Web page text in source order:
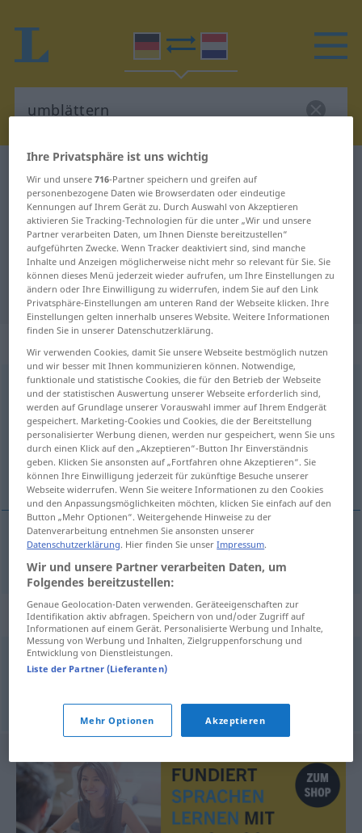
Deutsch-Niederländisch
Übersetzung für "umblättern"
"umblättern" Niederländisch
Übersetzung
„umblättern“
umblättern
Übersicht aller Übersetzungen
(Für mehr Details die Übersetzung anklicken/antippen)
omslaan, ombladeren
omslaan umblättern
Synonyme für "umblättern"
umschlagen
© OpenThesaurus.de
Ihre Privatsphäre ist uns wichtig
Wir und unsere716-Partner speichern und greifen auf
personenbezogene Daten wie Browserdaten oder eindeutige
Kennungen auf Ihrem Gerät zu. Durch Auswahl von Akzeptieren
aktivieren Sie Tracking-Technologien für die unter „Wir und unsere
Partner verarbeiten Daten, um Ihnen Dienste bereitzustellen“
aufgeführten Zwecke. Wenn Tracker deaktiviert sind, sind manche
Inhalte und Anzeigen möglicherweise nicht mehr so relevant für Sie. Sie
können dieses Menü jederzeit wieder aufrufen, um Ihre Einstellungen zu
ändern oder Ihre Einwilligung zu widerrufen, indem Sie auf den Link
Privatsphäre-Einstellungen am unteren Rand der Webseite klicken. Ihre
Einstellungen gelten innerhalb unseres Website. Weitere Informationen
finden Sie in unserer Datenschutzerklärung.
Wir verwenden Cookies, damit Sie unsere Webseite bestmöglich nutzen
und wir besser mit Ihnen kommunizieren können. Notwendige,
funktionale und statistische Cookies, die für den Betrieb der Webseite
und der statistischen Auswertung unserer Webseite erforderlich sind,
werden auf Grundlage unserer Vorauswahl immer auf Ihrem Endgerät
gespeichert. Marketing-Cookies und Cookies, die der Bereitstellung
personalisierter Werbung dienen, werden nur gespeichert, wenn Sie uns
durch einen Klick auf den „Akzeptieren“-Button Ihr Einverständnis
geben. Klicken Sie ansonsten auf „Fortfahren ohne Akzeptieren“. Sie
können Ihre Einwilligung jederzeit für zukünftige Besuche unserer
Webseite widerrufen. Wenn Sie weitere Informationen zu den Cookies
und den Anpassungsmöglichkeiten möchten, klicken Sie einfach auf den
Button „Mehr Optionen“. Weitergehende Hinweise zu der
Datenverarbeitung entnehmen Sie ansonsten unserer
Datenschutzerklärung. Hier finden Sie unserImpressum.
Wir und unsere Partner verarbeiten Daten, um
Folgendes bereitzustellen:
Genaue Geolocation-Daten verwenden. Geräteeigenschaften zur
Identifikation aktiv abfragen. Speichern von und/oder Zugriff auf
Informationen auf einem Gerät. Personalisierte Werbung und Inhalte,
Messung von Werbung und Inhalten, Zielgruppenforschung und
Entwicklung von Dienstleistungen.
Liste der Partner (Lieferanten)
Mehr Optionen Akzeptieren